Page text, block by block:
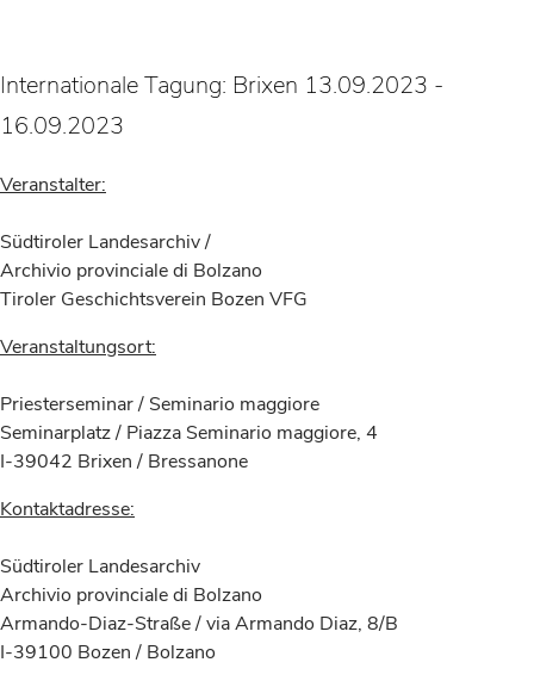
Internationale Tagung: Brixen 13.09.2023 -
16.09.2023
Veranstalter:
Südtiroler Landesarchiv /
Archivio provinciale di Bolzano
Tiroler Geschichtsverein Bozen VFG
Veranstaltungsort:
Priesterseminar / Seminario maggiore
Seminarplatz / Piazza Seminario maggiore, 4
I-39042 Brixen / Bressanone
Kontaktadresse:
Südtiroler Landesarchiv
Archivio provinciale di Bolzano
Armando-Diaz-Straße / via Armando Diaz, 8/B
I-39100 Bozen / Bolzano